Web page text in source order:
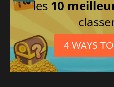
les 10
4 WAYS